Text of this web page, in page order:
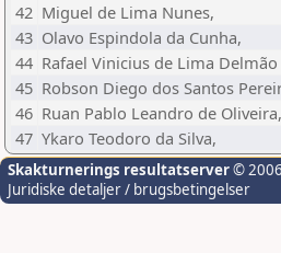
42 Miguel de Lima Nunes,
43 Olavo Espindola da Cunha,
44 Rafael Vinicius de Lima Delmão
45 Robson Diego dos Santos
46 Ruan Pablo Leandro de Oliveira,
47 Ykaro Teodoro da Silva,
Skakturnerings resultatserver©
Juridiske detaljer / brugsbetingelser